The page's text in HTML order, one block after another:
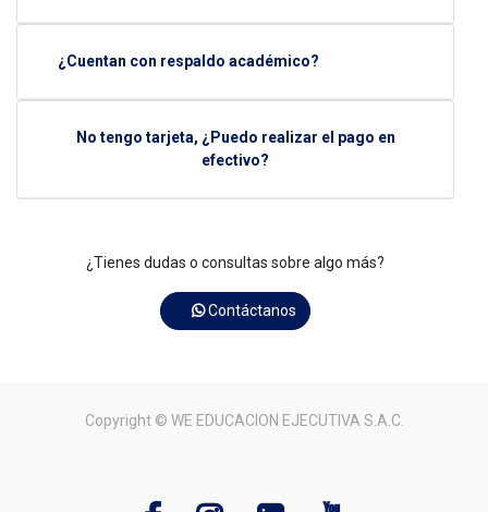
¿Cuentan con respaldo académico?
No tengo tarjeta, ¿Puedo realizar el pago en
efectivo?
¿Tienes dudas o consultas sobre algo más?
Contáctanos
Copyright © WE EDUCACION EJECUTIVA S.A.C.